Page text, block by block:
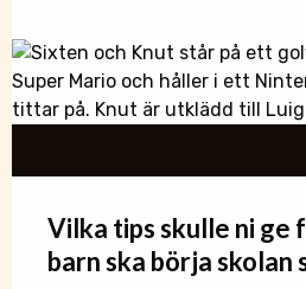
Vilka tipsskulle ni ge
barn ska börja skolan